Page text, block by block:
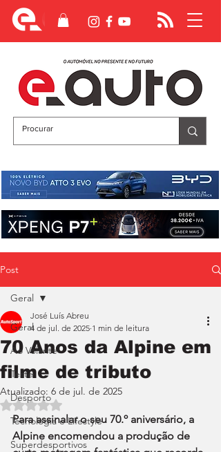
Post
Geral
Ao Volante
Teste
Desporto
Tecnologia e Lifestyle
Superdesportivos
Geral
70 Anos da Alpine em
filme de tributo
José Luís Abreu
4 de jul. de 2025 1 min de leitura
Atualizado: 6 de jul. de 2025
Avaliado com NaN de 5 estrelas.
Para assinalar o seu 70.º aniversário, a
Alpine encomendou a produção de